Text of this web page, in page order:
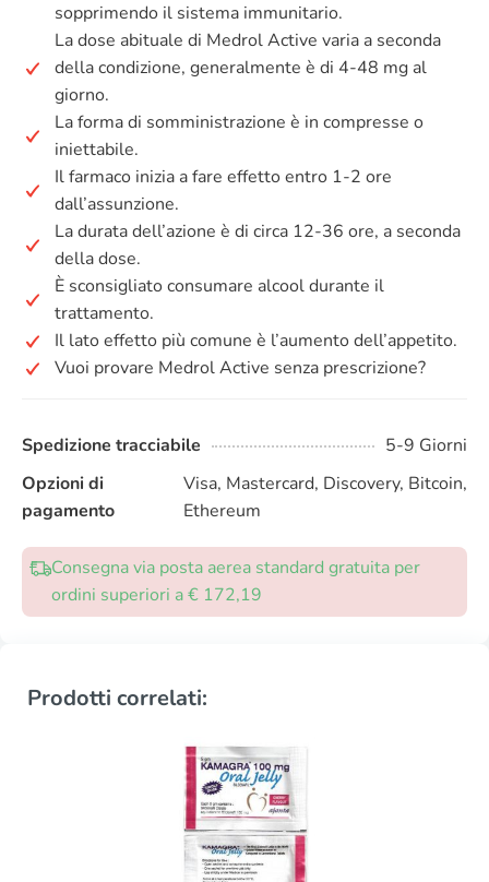
sopprimendo il sistema immunitario.
La dose abituale di Medrol Active varia a seconda
della condizione, generalmente è di 4-48 mg al
giorno.
La forma di somministrazione è in compresse o
iniettabile.
Il farmaco inizia a fare effetto entro 1-2 ore
dall’assunzione.
La durata dell’azione è di circa 12-36 ore, a seconda
della dose.
È sconsigliato consumare alcool durante il
trattamento.
Il lato effetto più comune è l’aumento dell’appetito.
Vuoi provare Medrol Active senza prescrizione?
Spedizione tracciabile
5-9 Giorni
Opzioni di
pagamento
Visa, Mastercard, Discovery, Bitcoin,
Ethereum
Consegna via posta aerea standard gratuita per
ordini superiori a € 172,19
Prodotti correlati: